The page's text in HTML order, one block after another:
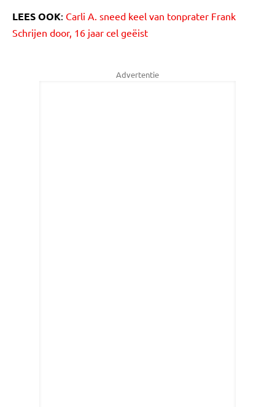
LEES OOK: Carli A. sneed keel van tonprater Frank
Schrijen door, 16 jaar cel geëist
Advertentie